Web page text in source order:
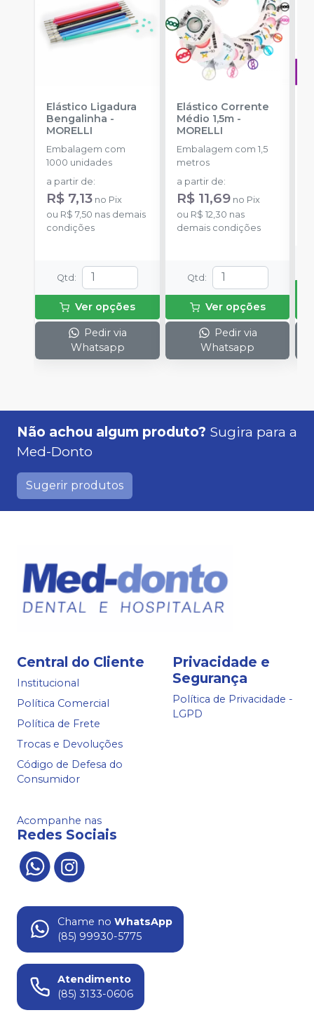
Elástico Ligadura
Bengalinha -
MORELLI
Embalagem com
1000 unidades
a partir de:
R$ 7,13 no Pix
ou R$ 7,50 nas demais
condições
Qtd :
Ver opções
Pedir via
Whatsapp
Elástico Corrente
Médio 1,5m-
MORELLI
Embalagem com 1,5
metros
a partir de:
R$ 11,69 no Pix
ou R$ 12,30 nas
demais condições
Qtd :
Ver opções
Pedir via
Whatsapp
Não achou algum produto? Sugira para a
Med-Donto
Sugerir produtos
Central do Cliente
Institucional
Política Comercial
Política de Frete
Trocas e Devoluções
Código de Defesa do
Consumidor
Privacidade e
Segurança
Política de Privacidade -
LGPD
Acompanhe nas
Redes Sociais
Chame no WhatsApp
(85) 99930-5775
Atendimento
(85) 3133-0606